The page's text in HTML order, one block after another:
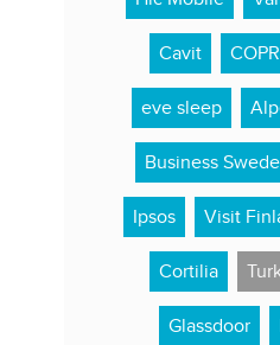
Cavit
eve sleep
Business
Ipsos Visit
Cortilia
Glassdoor